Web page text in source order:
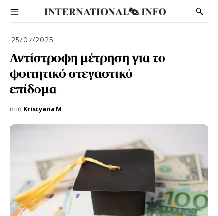
25/07/2025
Αντίστροφη μέτρηση για το
φοιτητικό στεγαστικό
επίδομα
από Kristyana M